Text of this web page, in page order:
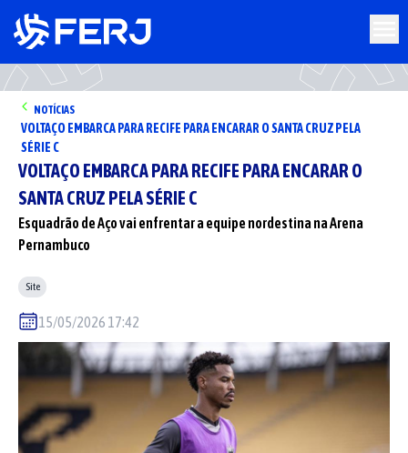
NOTÍCIAS
VOLTAÇO EMBARCA PARA RECIFE PARA ENCARAR O SANTA CRUZ PELA
SÉRIE C
VOLTAÇO EMBARCA PARA RECIFE PARA ENCARAR O
SANTA CRUZ PELA SÉRIE C
Esquadrão de Aço vai enfrentar a equipe nordestina na Arena
Pernambuco
Site
15/05/2026 17:42